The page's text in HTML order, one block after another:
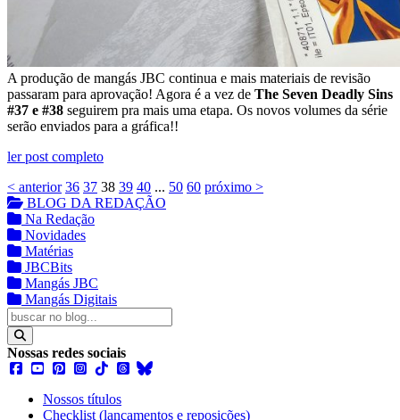
A produção de mangás JBC continua e mais materiais de revisão
passaram para aprovação! Agora é a vez de The Seven Deadly Sins
#37 e #38 seguirem pra mais uma etapa. Os novos volumes da série
serão enviados para a gráfica!!
ler post completo
< anterior 36 37 38 39 40 ... 50 60 próximo >
BLOG DA REDAÇÃO
Na Redação
Novidades
Matérias
JBCBits
Mangás JBC
Mangás Digitais
Nossas redes sociais
Nossos títulos
Checklist (lançamentos e reposições)